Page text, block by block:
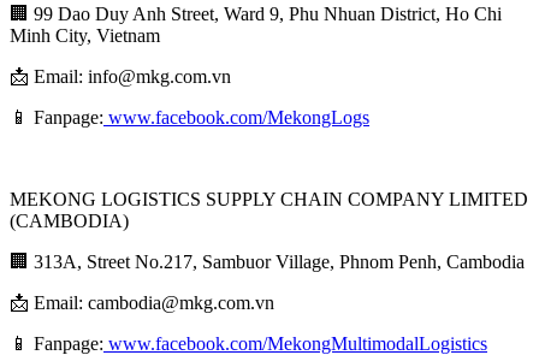
🏢 99 Dao Duy Anh Street, Ward 9, Phu Nhuan District, Ho Chi
Minh City, Vietnam
📩 Email: info@mkg.com.vn
📱 Fanpage: www.facebook.com/MekongLogs
MEKONG LOGISTICS SUPPLY CHAIN COMPANY LIMITED
(CAMBODIA)
🏢 313A, Street No.217, Sambuor Village, Phnom Penh, Cambodia
📩 Email: cambodia@mkg.com.vn
📱 Fanpage: www.facebook.com/MekongMultimodalLogistics